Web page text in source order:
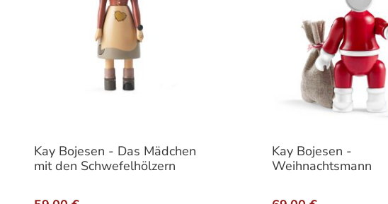
Kay Bojesen - Das Mädchen
mit den Schwefelhölzern
Kay Bojesen -
Weihnachtsmann